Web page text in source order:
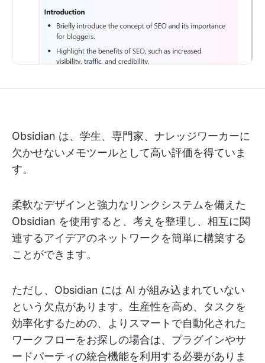
Obsidian は、学生、専門家、ナレッジワーカーに
欠かせないメモツールとして高い評価を得ていま
す。
柔軟なデザインと強力なリンクシステムを備えた
Obsidian を使用すると、考えを整理し、相互に関
連するアイデアのネットワークを簡単に構築する
ことができます。
ただし、Obsidian には AI が組み込まれていない
という欠点があります。生産性を高め、タスクを
効率化するための、よりスマートで自動化された
ワークフローをお探しの場合は、プラグインやサ
ードパーティの統合機能を利用する必要がありま